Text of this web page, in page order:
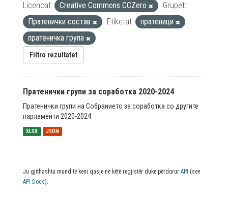
Licencat:
Creative Commons CCZero
Grupet:
Пратенички состав
Etiketat:
пратеници
пратеничка група
Filtro rezultatet
Пратенички групи за соработка 2020-2024
Пратенички групи на Собранието за соработка со другите
парламенти 2020-2024
XLSX JSON
Ju gjithashtu mund të keni qasje në këtë regjistër duke përdorur API (see
API Docs).